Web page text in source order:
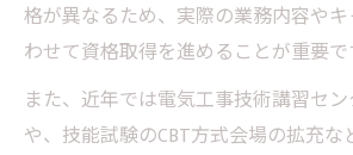
格が異なるため、実際の業務内容や
わせて資格取得を進めることが重要で
また、近年では電気工事技術講習セ
や、技能試験のCBT方式会場の拡充な